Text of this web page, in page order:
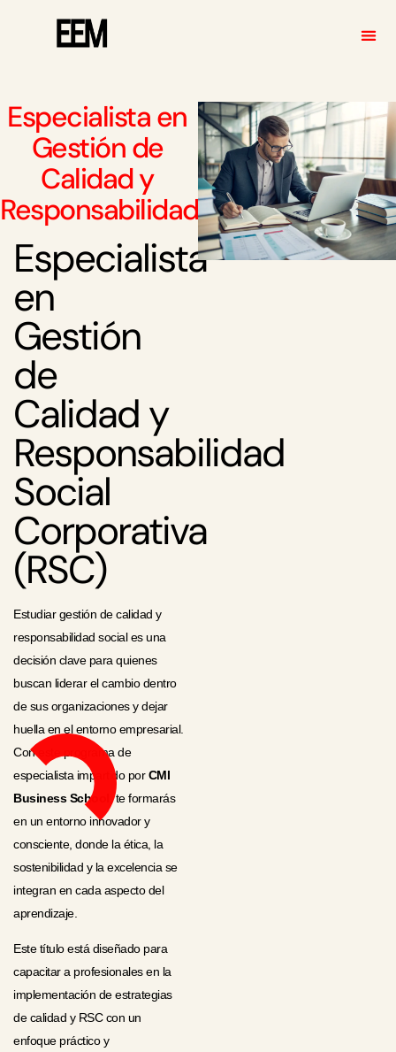
Especialista en
Gestión de
Calidad y
Responsabilidad
Especialista
en
Gestión
de
Calidad y
Responsabilidad
Social
Corporativa
(RSC)
Estudiar gestión de calidad y
responsabilidad social es una
decisión clave para quienes
buscan liderar el cambio dentro
de sus organizaciones y dejar
huella en el entorno empresarial.
Con este programa de
especialista impartido porCMI
Business School
, te formarás
en un entorno innovador y
consciente, donde la ética, la
sostenibilidad y la excelencia se
integran en cada aspecto del
aprendizaje.
Este título está diseñado para
capacitar a profesionales en la
implementación de estrategias
de calidad y RSC con un
enfoque práctico y